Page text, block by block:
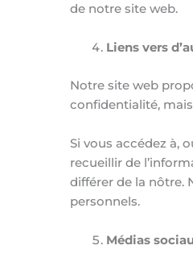
de notre site web.
Liens vers
Notre site web
confidentialité, mais
Si vous accédez à,
recueillir de
différer de la nôtre.
personnels.
Médias